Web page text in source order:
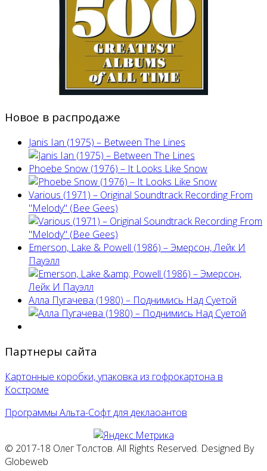
Новое в распродаже
Janis Ian (1975) ‎– Between The Lines
Phoebe Snow (1976) – It Looks Like Snow
Various (1971) – Original Soundtrack Recording From
"Melody" (Bee Gees)
Emerson, Lake & Powell (1986) ‎– Эмерсон, Лейк И
Пауэлл
Алла Пугачева (1980) – Поднимись Над Суетой
Партнеры сайта
Картонные коробки, упаковка из гофрокартона в
Костроме
Программы Альта-Софт для деклаоантов
© 2017-18 Олег Толстов. All Rights Reserved. Designed By
Globeweb